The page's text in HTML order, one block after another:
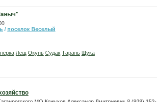
/ поселок Веселый
Лещ Окунь Судак Тарань Щука